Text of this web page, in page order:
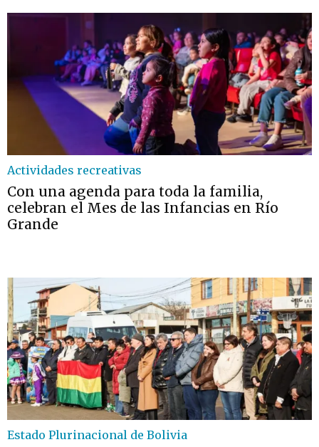
Actividades recreativas
Con una agenda para toda la familia,
celebran el Mes de las Infancias en Río
Grande
Estado Plurinacional de Bolivia